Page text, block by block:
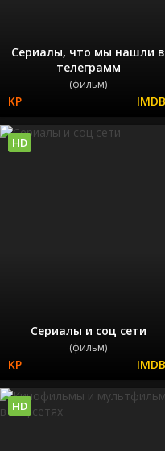
Сериалы, что мы нашли в
телеграмм
(фильм)
Сериалы и соц сети
(фильм)
HD
HD